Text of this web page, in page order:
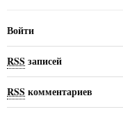
Войти
RSSзаписей
RSSкомментариев